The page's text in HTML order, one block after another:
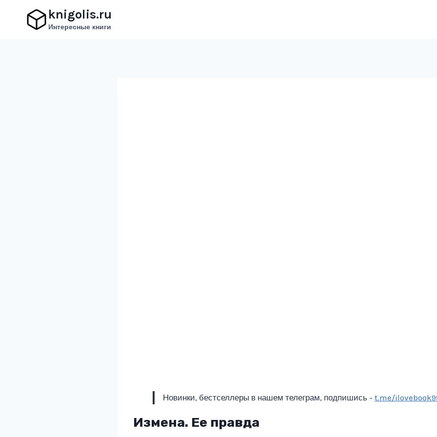
содержимому
knigolis.ru
Интересные книги
Новинки, бестселлеры в нашем телеграм, подпишись - t.me/
Измена. Ее правда